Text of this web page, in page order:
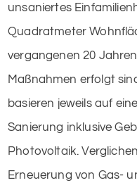
unsaniertes
Quadratmeter
vergangenen 20
Maßnahmen erfolgt
basieren jeweils auf
Sanierung inklusive
Photovoltaik.
Erneuerung von Gas-